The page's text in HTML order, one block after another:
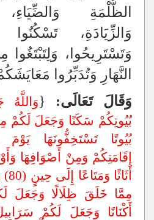
الظُّلْمَةِ
وَالزِّيَادَةِ،
وَتَسْتَرِيحُوا،
النَّهَارِ وَتُدَبِّرُوا
وَقَالَ تَعَالَى: {
بُيُوتِكُمْ سَكَنًا وَجَعَلَ لَكُمْ
بُيُوتًا تَسْتَخِفُّونَهَا
إِقَامَتِكُمْ وَمِنْ أَصْوَافِهَا
مِمَّا خَلَقَ ظِلَالًا وَجَعَلَ
أَكْنَانًا وَجَعَلَ لَكُمْ